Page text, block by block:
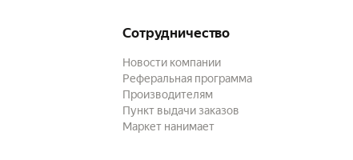
Сотрудничество
Новости компании
Реферальная программа
Производителям
Пункт выдачи заказов
Маркет нанимает